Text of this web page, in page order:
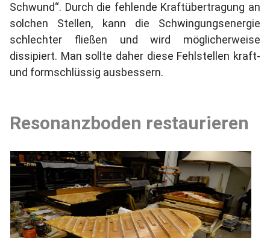
Schwund“. Durch die fehlende Kraftübertragung an
solchen Stellen, kann die Schwingungsenergie
schlechter fließen und wird möglicherweise
dissipiert. Man sollte daher diese Fehlstellen kraft-
und formschlüssig ausbessern.
Resonanzboden restaurieren